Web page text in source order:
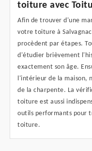
toiture avec
Afin de trouver d'une
votre toiture à
procèdent par étapes.
d'étudier brièvement
exactement son âge.
l'intérieur de la maison,
de la charpente. La
toiture est aussi
outils performants pour
toiture.